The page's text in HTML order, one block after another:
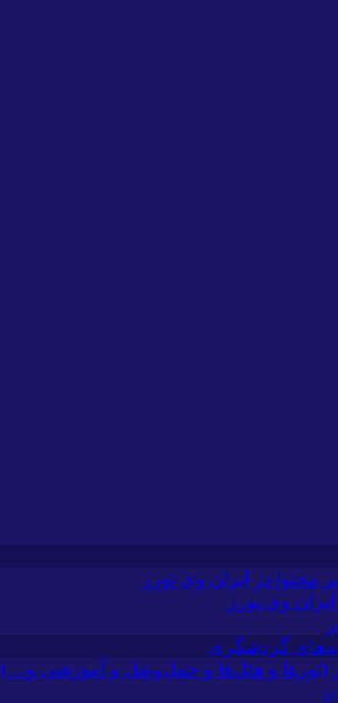
محتوا در ایران وی تورز
وی تورز
گردشگری
(تورها و هتل‌ها و حمل‌و‌نقل و آموزشی و…)